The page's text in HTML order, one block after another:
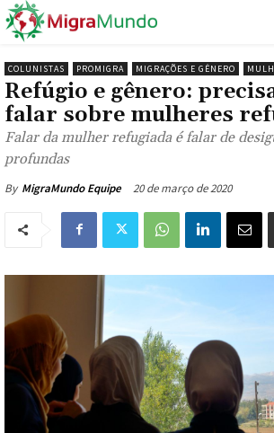
COLUNISTAS PROMIGRA MIGRAÇÕES E GÊNERO
Refúgio e gênero:
falar sobre mulheres
Falar da mulher refugiada é falar de
profundas
By MigraMundo Equipe 20 de março de 2020